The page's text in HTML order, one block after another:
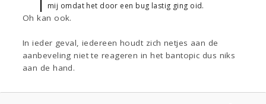
mij omdat het door een bug lastig ging oid.
Oh kan ook.
In ieder geval, iedereen houdt zich netjes aan de
aanbeveling niet te reageren in het bantopic dus niks
aan de hand.